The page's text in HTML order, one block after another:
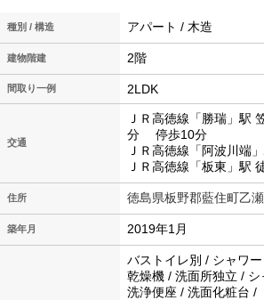
種別 / 構造 アパート / 木造
建物階建 2階
間取り一例 2LDK
交通
ＪＲ高徳線「勝瑞」
分 停歩10分
ＪＲ高徳線「阿波川端
ＪＲ高徳線「板東」駅
住所 徳島県板野郡藍住町乙
築年月 2019年1月
バストイレ別 / シャワ
乾燥機 / 洗面所独立 /
洗浄便座 / 洗面化粧台 /